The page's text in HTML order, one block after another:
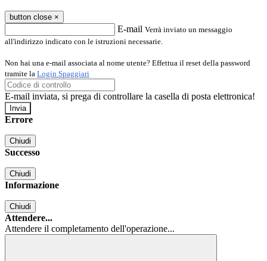
button close ×
E-mail Verrà inviato un messaggio
all'indirizzo indicato con le istruzioni necessarie.
Non hai una e-mail associata al nome utente? Effettua il reset della password
tramite la Login Spaggiari
E-mail inviata, si prega di controllare la casella di posta elettronica!
Errore
Chiudi
Successo
Chiudi
Informazione
Chiudi
Attendere...
Attendere il completamento dell'operazione...